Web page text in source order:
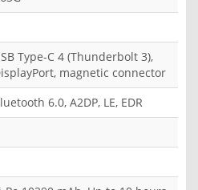
Type-C 4 (Thunderbolt 3),
magnetic connector
6.0, A2DP, LE, EDR